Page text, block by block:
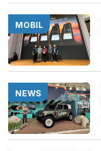
MOBIL
NEWS